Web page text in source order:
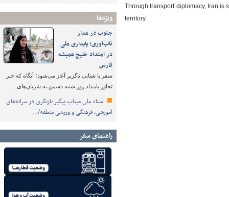
ویژه‌ها
جنوب در مدار
تاب‌آوری؛ پایداری ملی
در امتداد خلیج همیشه
فارس
سفر با شتابی ناگزیر آغاز می‌شود؛ آنگاه که خبر
تجاوز بامداد روز شنبه دشمن به شریان‌های…
ستاد ملی میناب پیگیر بازنگری در سرانه‌های
آموزشی، فرهنگی و ورزشی منطقه/…
راهنمای سفر
Through transport diplomacy, Iran is
territory.